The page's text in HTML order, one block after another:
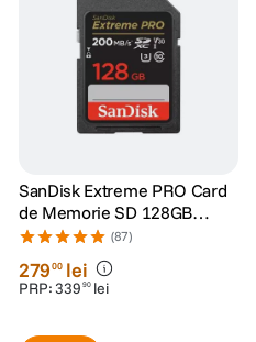
SanDisk Extreme PRO Card
de Memorie SD 128GB
SDXC UHS-I Class 10 U3 V30
+ 2 Ani RescuePRO Deluxe
(87)
27900 lei
PRP:339 90 lei